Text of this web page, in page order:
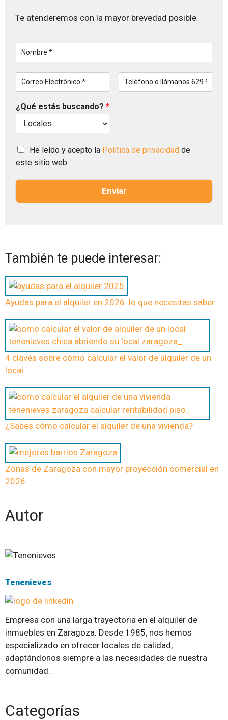
Te atenderemos con la mayor brevedad posible
*
r
e
c
t
ó
o
¿Qué estás buscando? *
C
s
i
l
e
i
f
i
a
c
i
ó
n
He leído y acepto la Política de privacidad de
este sitio web.
Enviar
También te puede interesar:
Ayudas para el alquiler en 2026: lo que necesitas saber
4 claves sobre cómo calcular el valor de alquiler de un
local
¿Sabes cómo calcular el alquiler de una vivienda?
Zonas de Zaragoza con mayor proyección comercial en
2026
Autor
Tenenieves
Empresa con una larga trayectoria en el alquiler de
inmuebles en Zaragoza. Desde 1985, nos hemos
especializado en ofrecer locales de calidad,
adaptándonos siempre a las necesidades de nuestra
comunidad.
Categorías